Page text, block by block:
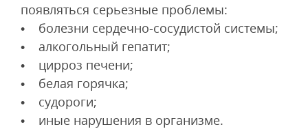
появляться серьезные проблемы:
• болезни сердечно-сосудистой системы;
• алкогольный гепатит;
• цирроз печени;
• белая горячка;
• судороги;
• иные нарушения в организме.